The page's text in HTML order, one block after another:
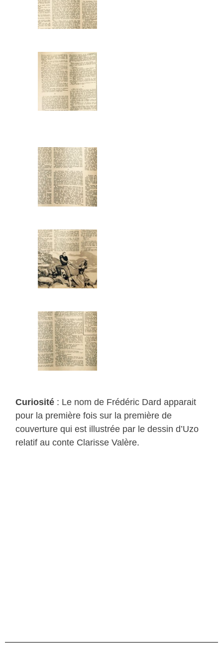
Curiosité : Le nom de Frédéric Dard apparait
pour la première fois sur la première de
couverture qui est illustrée par le dessin d’Uzo
relatif au conte Clarisse Valère.